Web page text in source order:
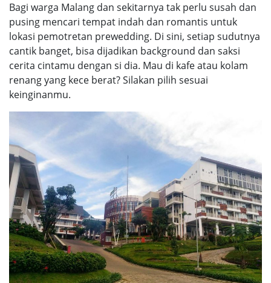
Bagi warga Malang dan sekitarnya tak perlu susah dan
pusing mencari tempat indah dan romantis untuk
lokasi pemotretan prewedding. Di sini, setiap sudutnya
cantik banget, bisa dijadikan background dan saksi
cerita cintamu dengan si dia. Mau di kafe atau kolam
renang yang kece berat? Silakan pilih sesuai
keinginanmu.